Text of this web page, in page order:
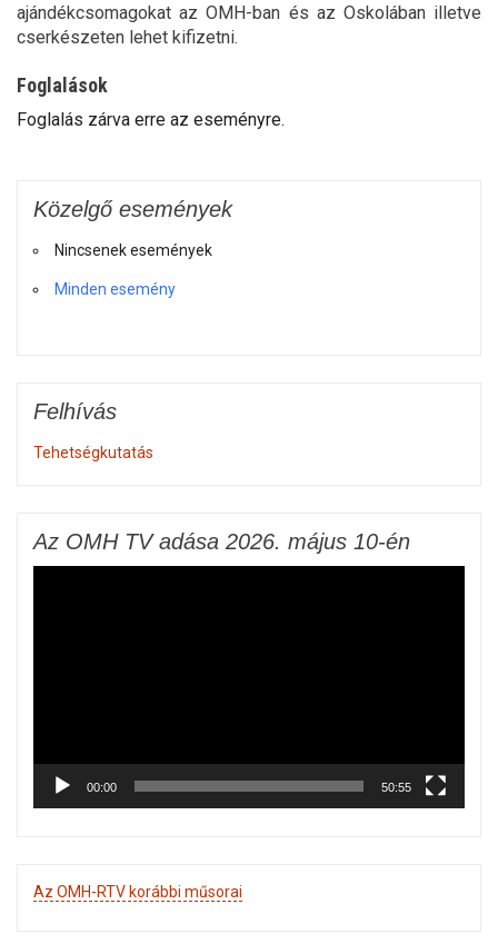
ajándékcsomagokat az OMH-ban és az Oskolában illetve
cserkészeten lehet kifizetni.
Foglalások
Foglalás zárva erre az eseményre.
Közelgő események
Nincsenek események
Minden esemény
Felhívás
Tehetségkutatás
Az OMH TV adása 2026. május 10-én
00:00 50:55
Az OMH-RTV korábbi műsorai